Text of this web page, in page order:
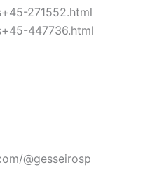
271552.html
447736.html
@gesseirosp